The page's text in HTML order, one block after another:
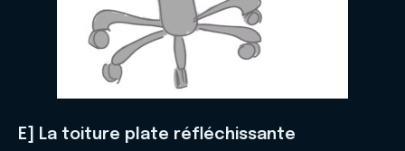
E] La toiture plate réfléchissante